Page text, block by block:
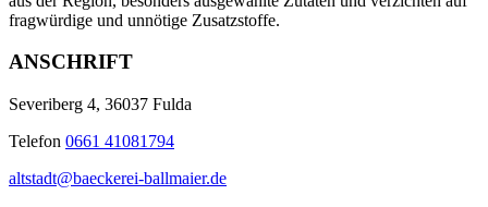
fragwürdige und unnötige Zusatzstoffe.
ANSCHRIFT
Severiberg 4, 36037 Fulda
Telefon 0661 41081794
altstadt@baeckerei-ballmaier.de